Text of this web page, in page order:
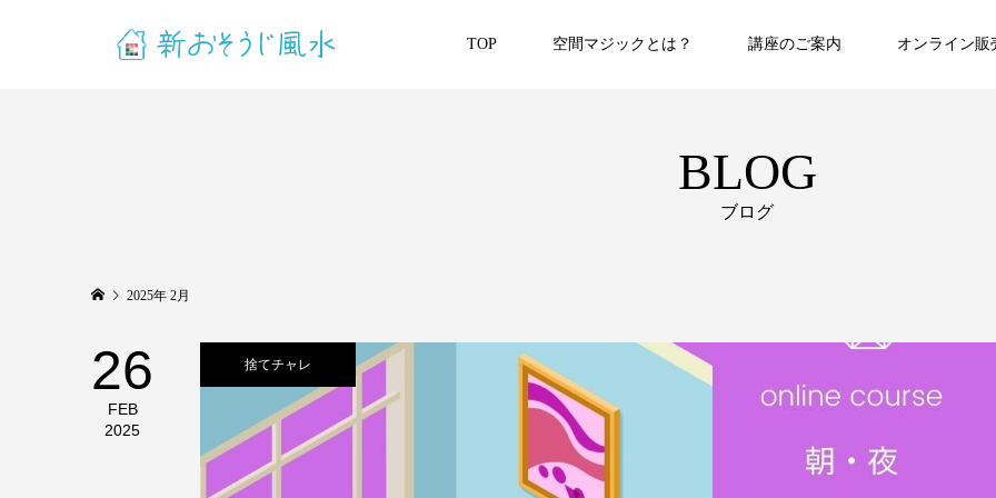
TOP 空間マジックとは？ 講座のご案内 オンライン販
BLOG
ブログ
2025年 2月
26
FEB
2025
捨てチャレ